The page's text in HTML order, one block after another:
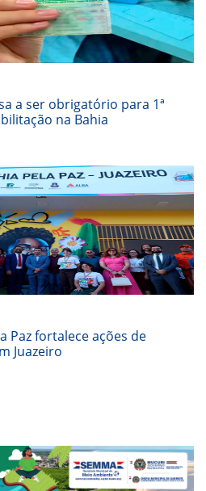
a ser obrigatório para 1ª
na Bahia
Paz fortalece ações de
Juazeiro